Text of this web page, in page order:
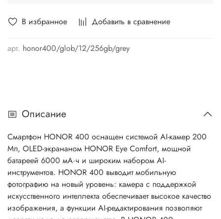
В избранное Добавить в сравнение
арт. honor400/glob/12/256gb/grey
Описание
Смартфон HONOR 400 оснащен системой AI-камер 200
Мп, OLED-экрананом HONOR Eye Comfort, мощной
батареей 6000 мА·ч и широким набором AI-
инструментов. HONOR 400 выводит мобильную
фотографию на новый уровень: камера с поддержкой
искусственного интеллекта обеспечивает высокое качество
изображения, а функции AI-редактирования позволяют